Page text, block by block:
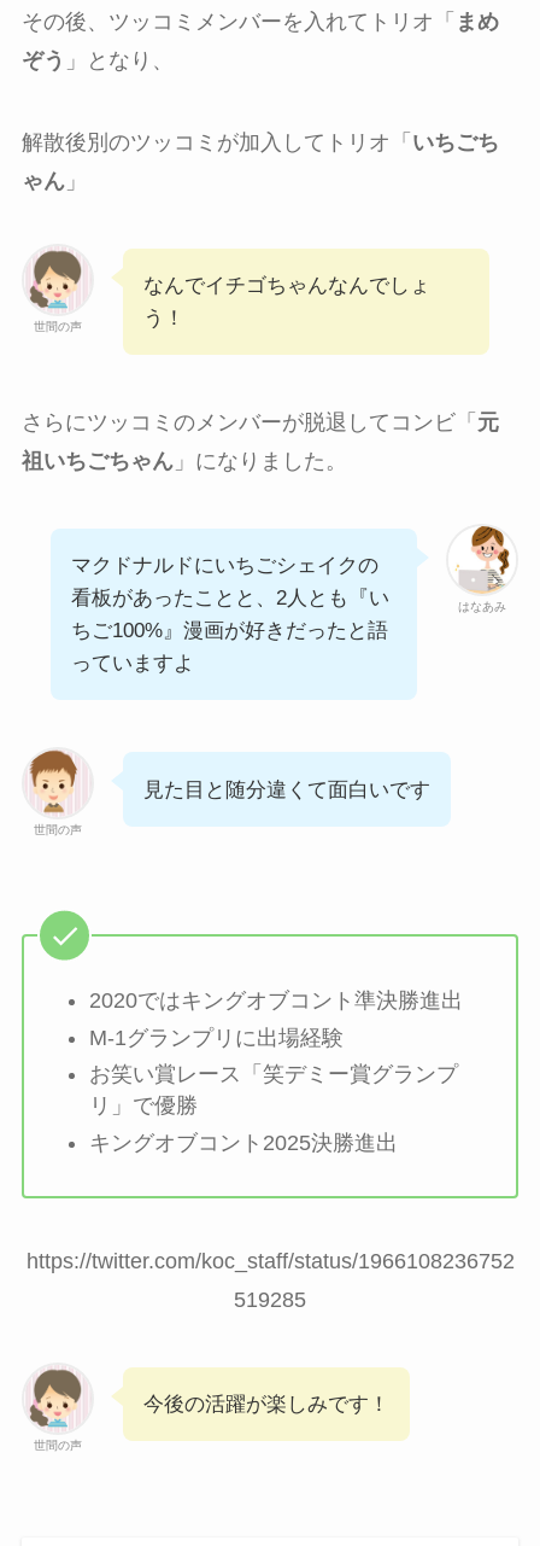
その後、ツッコミメンバーを入れてトリオ「 まめ
ぞう 」となり、
解散後別のツッコミが加入してトリオ「 いちごち
ゃん」
世間の声
なんでイチゴちゃんなんでしょ
う！
さらにツッコミのメンバーが脱退してコンビ「 元
祖いちごちゃん」になりました。
はなあみ
マクドナルドにいちごシェイクの
看板があったことと、2人とも『い
ちご100%』漫画が好きだったと語
っていますよ
世間の声
見た目と随分違くて面白いです
2020ではキングオブコント準決勝進出
M-1グランプリに出場経験
お笑い賞レース「笑デミー賞グランプ
リ」で優勝
キングオブコント2025決勝進出
https://twitter.com/koc_staff/status/1966108236752
519285
世間の声
今後の活躍が楽しみです！